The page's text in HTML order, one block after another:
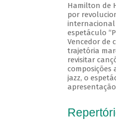
Hamilton de
por
internacional
espetáculo
Vencedor de
trajetória
revisitar
composições
jazz, o